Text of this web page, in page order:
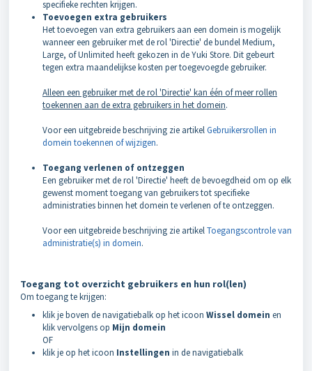
specifieke rechten krijgen.
Toevoegen extra gebruikers
Het toevoegen van extra gebruikers aan een domein is mogelijk
wanneer een gebruiker met de rol 'Directie' de bundel Medium,
Large, of Unlimited heeft gekozen in de Yuki Store. Dit gebeurt
tegen extra maandelijkse kosten per toegevoegde gebruiker.
Alleen een gebruiker met de rol 'Directie' kan één of meer rollen
toekennen aan de extra gebruikers in het domein.
Voor een uitgebreide beschrijving zie artikelGebruikersrollen in
domein toekennen of wijzigen.
Toegang verlenen of ontzeggen
Een gebruiker met de rol 'Directie' heeft de bevoegdheid om op elk
gewenst moment toegang van gebruikers tot specifieke
administraties binnen het domein te verlenen of te ontzeggen.
Voor een uitgebreide beschrijving zie artikelToegangscontrole van
administratie(s) in domein.
Toegang tot overzicht gebruikers en hun rol(len)
Om toegang te krijgen:
klik je boven de navigatiebalk op het icoon Wissel domein en
klik vervolgens op Mijn domein
OF
klik je op het icoon Instellingen in de navigatiebalk